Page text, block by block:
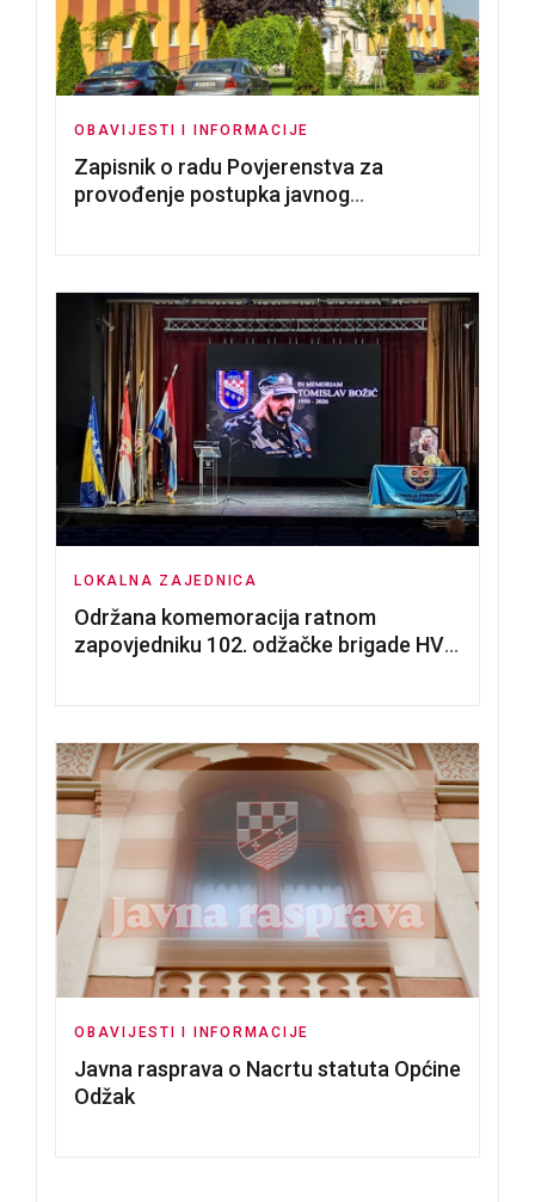
OBAVIJESTI I INFORMACIJE
Zapisnik o radu Povjerenstva za
provođenje postupka javnog
LOKALNA ZAJEDNICA
Održana komemoracija ratnom
zapovjedniku 102. odžačke brigade HVO
OBAVIJESTI I INFORMACIJE
Javna rasprava o Nacrtu statuta Općine
Odžak